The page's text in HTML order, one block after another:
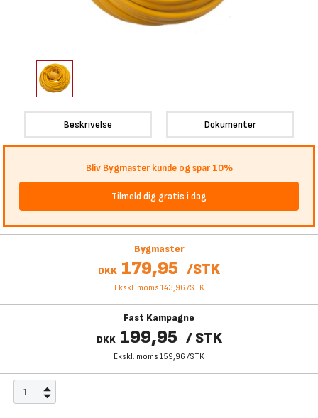
Beskrivelse Dokumenter
Bliv Bygmaster kunde og spar 10%
Tilmeld dig gratis i dag
Bygmaster
DKK 179,95 /STK
Ekskl. moms 143,96 /STK
Fast Kampagne
DKK 199,95 / STK
Ekskl. moms 159,96 /STK